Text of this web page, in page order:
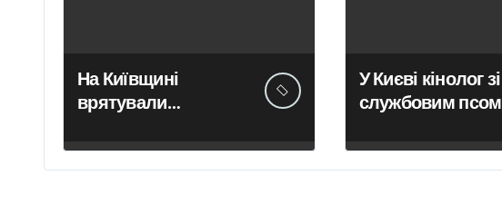
На Київщині
врятували
Німеччини,
занесеного до
У Києві кінолог зі
службовим псом
річну школярку